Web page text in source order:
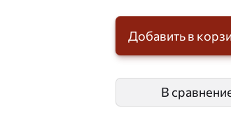
Добавить в
В